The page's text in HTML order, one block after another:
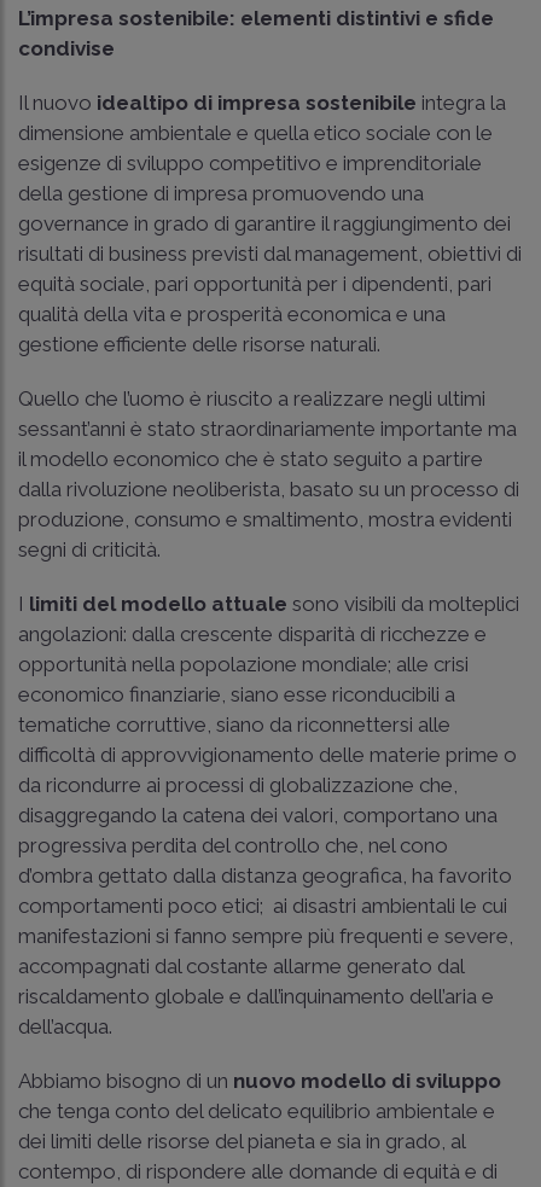
L’impresa sostenibile: elementi distintivi e sfide
condivise
Il nuovo idealtipo di impresa sostenibile integra la
dimensione ambientale e quella etico sociale con le
esigenze di sviluppo competitivo e imprenditoriale
della gestione di impresa promuovendo una
governance in grado di garantire il raggiungimento dei
risultati di business previsti dal management, obiettivi di
equità sociale, pari opportunità per i dipendenti, pari
qualità della vita e prosperità economica e una
gestione efficiente delle risorse naturali.
Quello che l’uomo è riuscito a realizzare negli ultimi
sessant’anni è stato straordinariamente importante ma
il modello economico che è stato seguito a partire
dalla rivoluzione neoliberista, basato su un processo di
produzione, consumo e smaltimento, mostra evidenti
segni di criticità.
I limiti del modello attuale sono visibili da molteplici
angolazioni: dalla crescente disparità di ricchezze e
opportunità nella popolazione mondiale; alle crisi
economico finanziarie, siano esse riconducibili a
tematiche corruttive, siano da riconnettersi alle
difficoltà di approvvigionamento delle materie prime o
da ricondurre ai processi di globalizzazione che,
disaggregando la catena dei valori, comportano una
progressiva perdita del controllo che, nel cono
d’ombra gettato dalla distanza geografica, ha favorito
comportamenti poco etici; ai disastri ambientali le cui
manifestazioni si fanno sempre più frequenti e severe,
accompagnati dal costante allarme generato dal
riscaldamento globale e dall’inquinamento dell’aria e
dell’acqua.
Abbiamo bisogno di un nuovo modello di sviluppo
che tenga conto del delicato equilibrio ambientale e
dei limiti delle risorse del pianeta e sia in grado, al
contempo, di rispondere alle domande di equità e di